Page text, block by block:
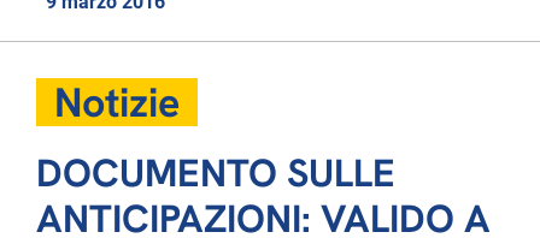
Notizie
DOCUMENTO SULLE
ANTICIPAZIONI: VALIDO A